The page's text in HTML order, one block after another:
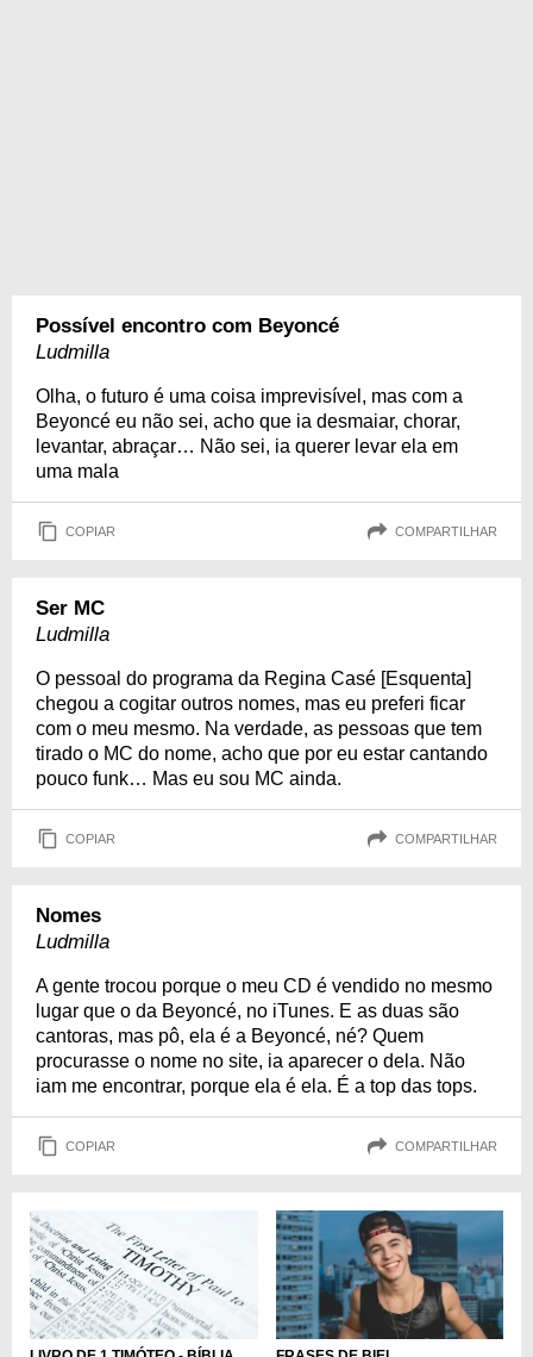
Possível encontro com Beyoncé
Ludmilla
Olha, o futuro é uma coisa imprevisível, mas com a
Beyoncé eu não sei, acho que ia desmaiar, chorar,
levantar, abraçar… Não sei, ia querer levar ela em
uma mala
COPIAR COMPARTILHAR
Ser MC
Ludmilla
O pessoal do programa da Regina Casé [Esquenta]
chegou a cogitar outros nomes, mas eu preferi ficar
com o meu mesmo. Na verdade, as pessoas que tem
tirado o MC do nome, acho que por eu estar cantando
pouco funk… Mas eu sou MC ainda.
COPIAR COMPARTILHAR
Nomes
Ludmilla
A gente trocou porque o meu CD é vendido no mesmo
lugar que o da Beyoncé, no iTunes. E as duas são
cantoras, mas pô, ela é a Beyoncé, né? Quem
procurasse o nome no site, ia aparecer o dela. Não
iam me encontrar, porque ela é ela. É a top das tops.
COPIAR COMPARTILHAR